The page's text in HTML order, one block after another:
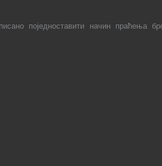
поједноставити начин праћења